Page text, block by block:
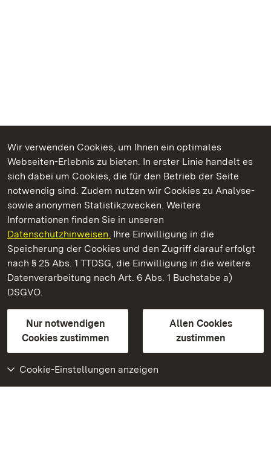
Wir verwenden Cookies, um Ihnen ein optimales
Webseiten-Erlebnis zu bieten. In erster Linie handelt es
sich dabei um Cookies, die für den Betrieb der Seite
notwendig sind. Zudem nutzen wir Cookies zu Analyse-
sowie anonymen Statistikzwecken. Weitere
Informationen finden Sie in unseren
Datenschutzhinweisen. Ihre Einwilligung in die
Speicherung der Cookies und den Zugriff darauf erfolgt
nach § 25 Abs. 1 TTDSG, die Einwilligung in die weitere
Datenverarbeitung nach Art. 6 Abs. 1 Buchstabe a)
DSGVO.
Nur notwendigen
Cookies zustimmen
Allen Cookies
zustimmen
Cookie-Einstellungen anzeigen
Kommen. Staunen. Genießen.
Staatliche Schlösser und Gärten Baden‑Württemberg
Staatliche Schlösser und Gärten Baden-Württemberg
Kontakt
GebärdenspracheLeichte Sprache
Erklärung zur Barrierefreiheit
BITV-konform (geprüfte Seiten)
Weiteres